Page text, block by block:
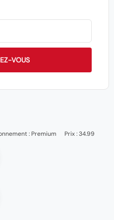
VOUS
: Premium Prix : 34.99